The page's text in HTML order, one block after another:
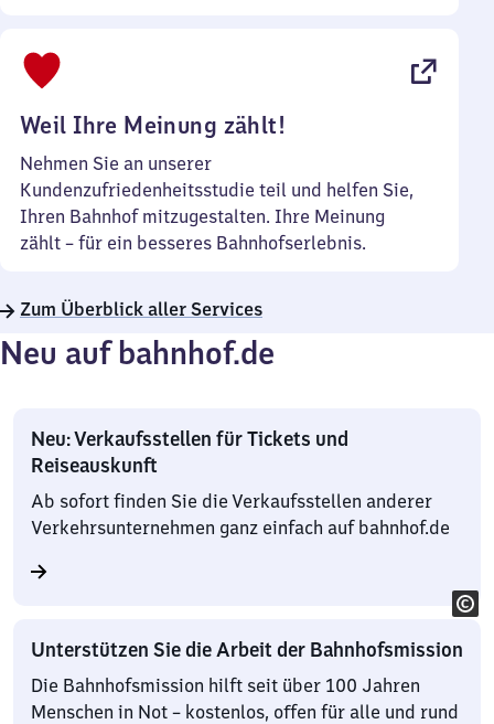
Weil Ihre Meinung zählt!
Nehmen Sie an unserer
Kundenzufriedenheitsstudie teil und helfen Sie,
Ihren Bahnhof mitzugestalten. Ihre Meinung
zählt – für ein besseres Bahnhofserlebnis.
Zum Überblick aller Services
Neu auf bahnhof.de
Neu: Verkaufsstellen für Tickets und
Reiseauskunft
Ab sofort finden Sie die Verkaufsstellen anderer
Verkehrsunternehmen ganz einfach auf bahnhof.de
Unterstützen Sie die Arbeit der Bahnhofsmission
Die Bahnhofsmission hilft seit über 100 Jahren
Menschen in Not – kostenlos, offen für alle und rund